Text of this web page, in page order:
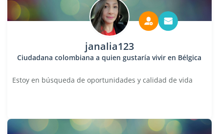
janalia123
Ciudadana colombiana a quien gustaría vivir en Bélgica
Estoy en búsqueda de oportunidades y calidad de vida